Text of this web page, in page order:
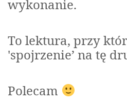
wykonanie.
To lektura, przy
'spojrzenie’ na tę
Polecam